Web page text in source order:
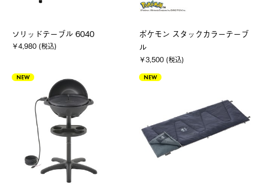
ソリッドテーブル 6040
￥4,980 (税込)
ポケモン スタックカラーテーブ
ル
￥3,500 (税込)
NEW NEW